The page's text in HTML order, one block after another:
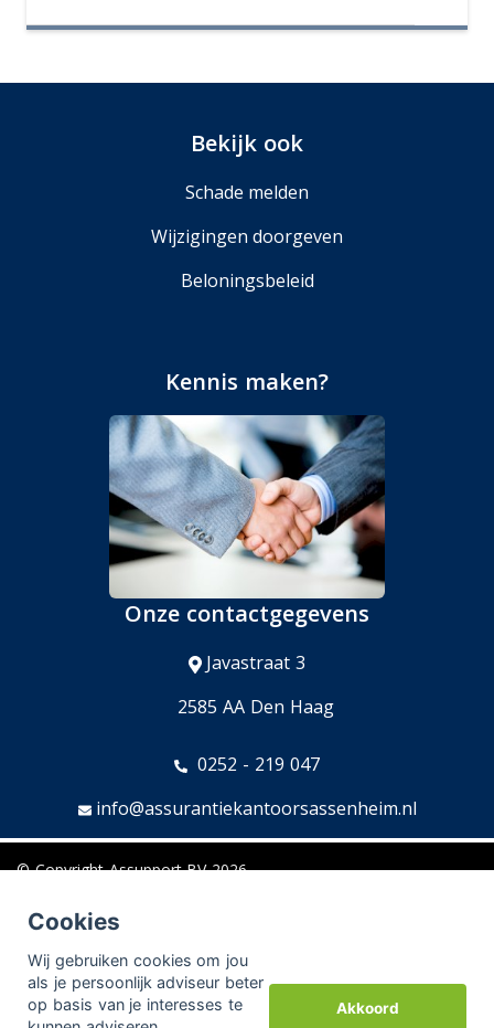
Cookies
Wij gebruiken cookies om jou
als je persoonlijk adviseur beter
op basis van je interesses te
Akkoord
Bekijk ook
Schade melden
Wijzigingen doorgeven
Beloningsbeleid
Kennis maken?
Onze contactgegevens
Javastraat 3
2585 AA Den Haag
0252 - 219 047
info@assurantiekantoorsassenheim.nl
© CopyrightAssupport BV2026
Sitemap
Disclaimer